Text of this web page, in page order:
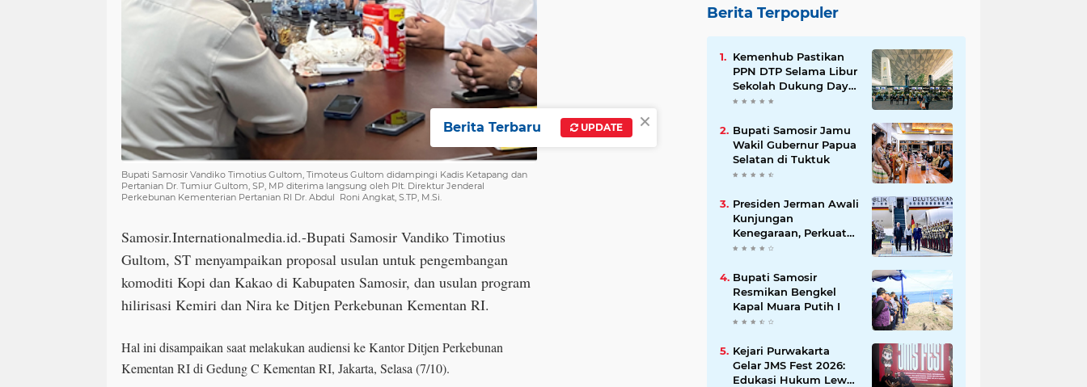
Bupati Samosir Vandiko Timotius Gultom, Timoteus Gultom didampingi Kadis Ketapang dan
Pertanian Dr. Tumiur Gultom, SP, MP diterima langsung oleh Plt. Direktur Jenderal
Perkebunan Kementerian Pertanian RI Dr. Abdul Roni Angkat, S.TP, M.Si.
Samosir.Internationalmedia.id.-Bupati Samosir Vandiko Timotius
Gultom, ST menyampaikan proposal usulan untuk pengembangan
komoditi Kopi dan Kakao di Kabupaten Samosir, dan usulan program
hilirisasi Kemiri dan Nira ke Ditjen Perkebunan Kementan RI.
Hal ini disampaikan saat melakukan audiensi ke Kantor Ditjen Perkebunan
Kementan RI di Gedung C Kementan RI, Jakarta, Selasa (7/10).
Berita Terpopuler
Kemenhub Pastikan
PPN DTP Selama Libur
Sekolah Dukung Daya
Beli Masyarakat
Bupati Samosir Jamu
Wakil Gubernur Papua
Selatan di Tuktuk
Presiden Jerman Awali
Kunjungan
Kenegaraan, Perkuat
Kemitraan Strategis
Bupati Samosir
Resmikan Bengkel
Kapal Muara Putih I
Kejari Purwakarta
Gelar JMS Fest 2026:
Edukasi Hukum Lewat
×
Berita Terbaru UPDATE